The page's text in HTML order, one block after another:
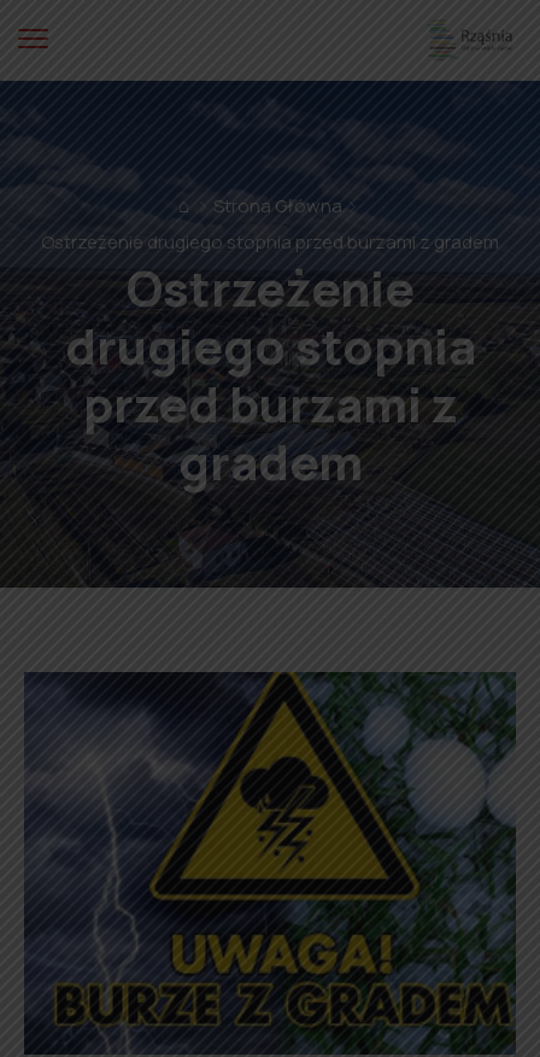
⌂
Strona Główna
Ostrzeżenie drugiego stopnia przed burzami z gradem
Ostrzeżenie
drugiego stopnia
przed burzami z
gradem